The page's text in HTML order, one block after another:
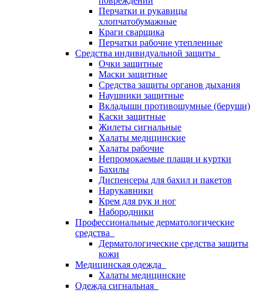
Перчатки и рукавицы
хлопчатобумажные
Краги сварщика
Перчатки рабочие утепленные
Средства индивидуальной защиты
Очки защитные
Маски защитные
Средства защиты органов дыхания
Наушники защитные
Вкладыши противошумные (беруши)
Каски защитные
Жилеты сигнальные
Халаты медицинские
Халаты рабочие
Непромокаемые плащи и куртки
Бахилы
Диспенсеры для бахил и пакетов
Нарукавники
Крем для рук и ног
Набородники
Профессиональные дерматологические
средства
Дерматологические средства защиты
кожи
Медицинская одежда
Халаты медицинские
Одежда сигнальная